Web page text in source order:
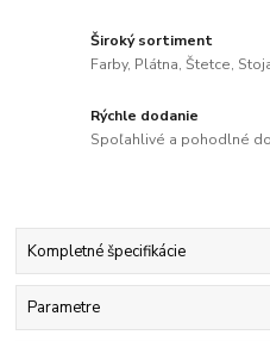
Široký sortiment
Farby, Plátna, Štetce,
Rýchle dodanie
Spoľahlivé a pohodlné
Kompletné špecifikácie
Parametre